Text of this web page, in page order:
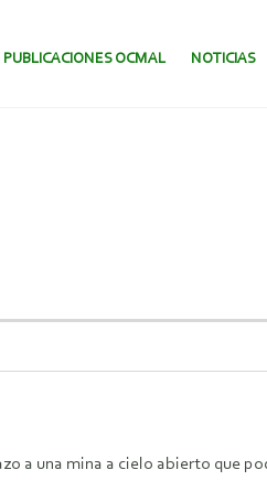
PUBLICACIONES OCMAL NOTICIAS
a una mina a cielo abierto que